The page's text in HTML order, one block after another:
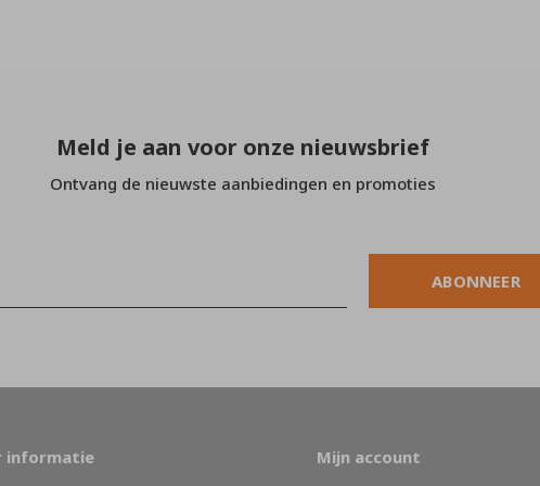
Meld je aan voor onze nieuwsbrief
Ontvang de nieuwste aanbiedingen en promoties
ABONNEER
informatie Mijn account